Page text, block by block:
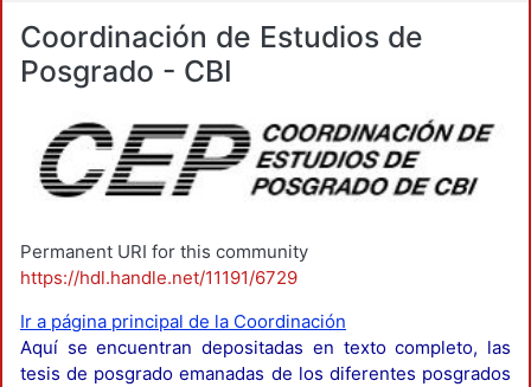
Coordinación de Estudios de
Posgrado - CBI
Permanent URI for this community
https://hdl.handle.net/11191/6729
Ir a página principal de la Coordinación
Aquí se encuentran depositadas en texto completo, las
tesis de posgrado emanadas de los diferentes posgrados